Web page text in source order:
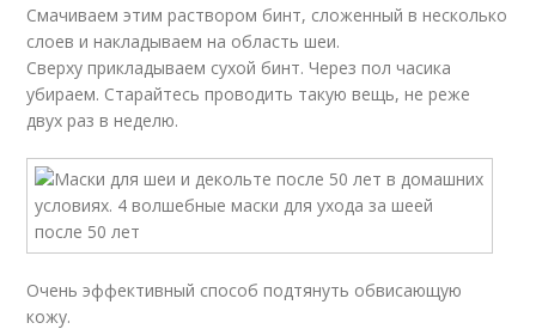
Смачиваем этим раствором бинт, сложенный в несколько
слоев и накладываем на область шеи.
Сверху прикладываем сухой бинт. Через пол часика
убираем. Старайтесь проводить такую вещь, не реже
двух раз в неделю.
Очень эффективный способ подтянуть обвисающую
кожу.